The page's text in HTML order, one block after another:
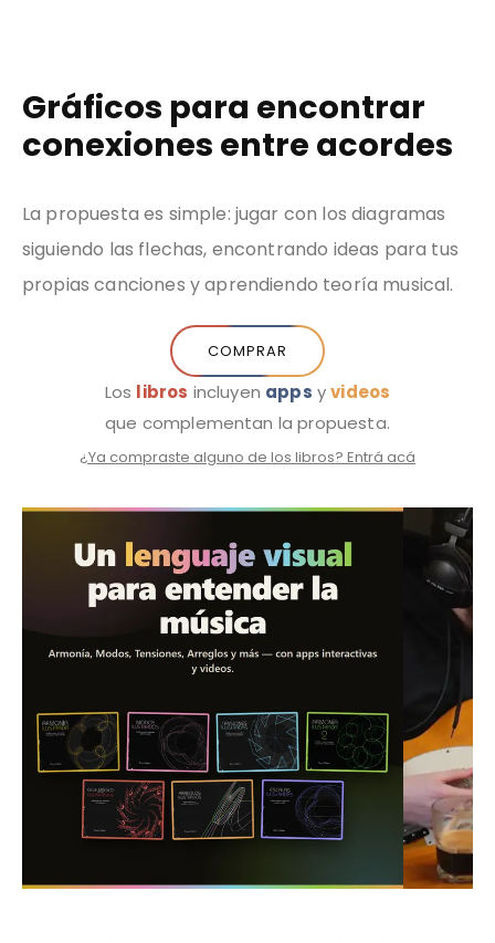
Gráficos para encontrar
conexiones entre acordes
La propuesta es simple: jugar con los diagramas
siguiendo las flechas, encontrando ideas para tus
propias canciones y aprendiendo teoría musical.
COMPRAR
Los libros incluyen apps yvideos
que complementan la propuesta.
¿Ya compraste alguno de los libros? Entrá acá